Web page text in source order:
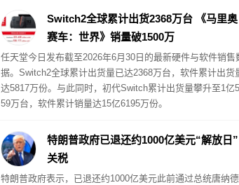
Switch2全球累计出货2368万台 《马里奥
赛车：世界》销量破1500万
任天堂今日发布截至2026年6月30日的最新硬件与软件销售
据。Switch2全球累计出货量已达2368万台，软件累计出货
达5817万份。与此同时，初代Switch累计出货量攀升至1亿
59万台，软件累计销量达15亿6195万份。
特朗普政府已退还约1000亿美元“解放日”
关税
特朗普政府表示，已退还约1000亿美元此前通过总统唐纳德